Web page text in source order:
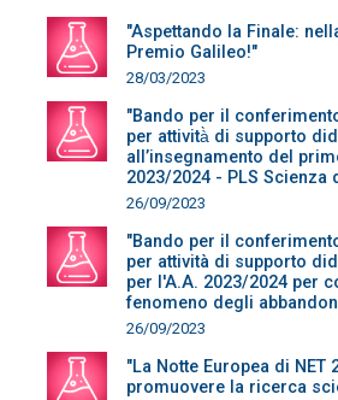
"Aspettando la Finale:
Premio Galileo!"
28/03/2023
"Bando per il
per attività̀ di supporto
all’insegnamento del
2023/2024 - PLS Scienza
26/09/2023
"Bando per il
per attività di supporto
per l'A.A. 2023/2024 per
fenomeno degli
26/09/2023
"La Notte Europea di NET
promuovere la ricerca